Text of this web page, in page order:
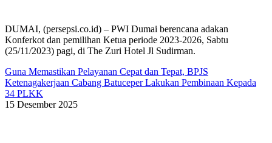
DUMAI, (persepsi.co.id) – PWI Dumai berencana adakan
Konferkot dan pemilihan Ketua periode 2023-2026, Sabtu
(25/11/2023) pagi, di The Zuri Hotel Jl Sudirman.
Guna Memastikan Pelayanan Cepat dan Tepat, BPJS
Ketenagakerjaan Cabang Batuceper Lakukan Pembinaan Kepada
34 PLKK
15 Desember 2025